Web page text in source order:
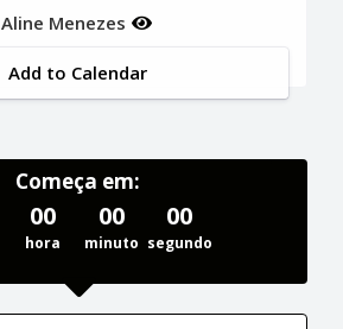
Aline Menezes
Add to Calendar
Começa em:
00
hora
00
minuto
00
segundo